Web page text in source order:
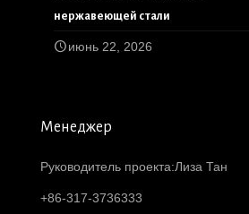
нержавеющей стали
июнь 22, 2026
Менеджер
Руководитель проекта:Лиза Тан
+86-317-3736333